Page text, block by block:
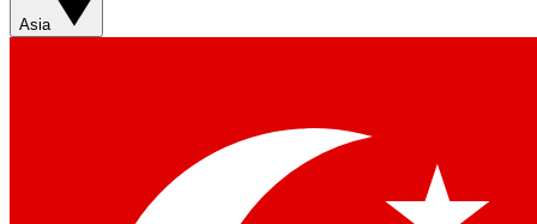
Asia